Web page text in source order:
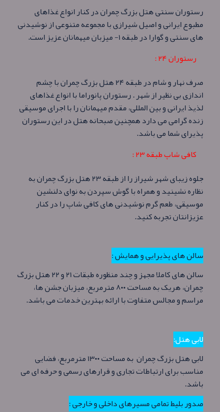
رستوران سنتی هتل بزرگ چمران در کنار انواع غذاهای
مطبوع ایرانی و اصیل شیرازی با مجموعه متنوعی از نوشیدنی
های سنتی و گوارا در طبقه ۱- میزبان میهمانان عزیز است.
رستوران ۲۴ :
صرف نهار و شام در طبقه ۲۴ هتل بزرگ چمران با چشم
اندازی بی نظیر از شهر . رستوران پانوراما با انواع غذاهای
لذیذ ایرانی و بین المللی، مقدم میهمانان را با اجرای موسیقی
زنده گرامی می دارد همچنین صبحانه هتل در این رستوران
پذیرای شما می باشد.
کافی شاپ طبقه ۲۳ :
جلوه زیبای شهر شیراز را از طبقه ۲۳ هتل بزرگ چمران به
نظاره نشینید و همراه با گوش سپردن به نوای دلنشین
موسیقی، طعم گرم نوشیدنی های کافی شاپ را در کنار
عزیزانتان تجربه کنید.
سالن های پذیرایی و همایش :
سالن های کاملا مجهز و چند منظوره طبقات ۲۱ و ۲۲ هتل بزرگ
چمران، هریک به مساحت ۸۰۰ مترمربع، میزبان جشن ها،
مراسم و مجالس متفاوت با ارائه بهترین خدمات می باشد.
لابی هتل:
لابی هتل بزرگ چمران به مساحت ۱۳۰۰ مترمربع، فضایی
مناسب برای ارتباطات تجاری و قرارهای رسمی و حرفه ای می
باشد.
صدور بلیط تمامی مسیرهای داخلی و خارجی :